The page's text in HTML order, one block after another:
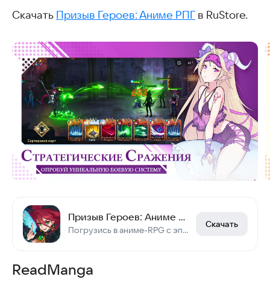
Скачать Призыв Героев: Аниме РПГв RuStore.
Призыв Героев: Аниме РПГ
Погрузись в аниме-RPG с эпическими боями и коллекцией героев!
Скачать
ReadManga